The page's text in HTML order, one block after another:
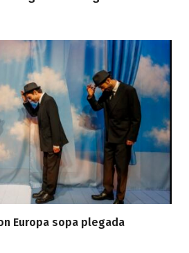
Europa sopa plegada